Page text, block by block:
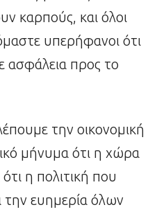
καρπούς, και όλοι
υπερήφανοι ότι
προς το
την οικονομική
μήνυμα ότι η χώρα
η πολιτική που
την ευημερία όλων